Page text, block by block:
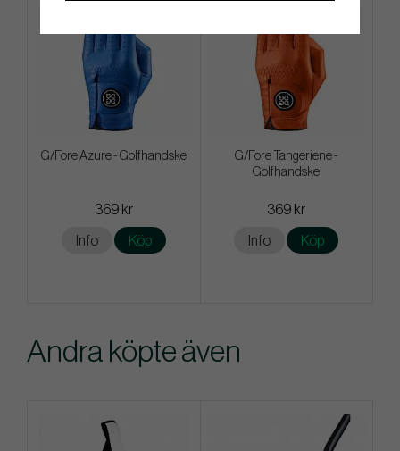
G/Fore Azure - Golfhandske
369 kr
Info Köp
G/Fore Tangeriene -
Golfhandske
369 kr
Info Köp
Andra köpte även